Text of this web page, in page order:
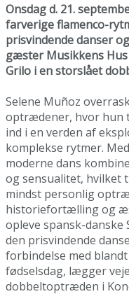
Onsdag d. 21.
farverige flamenco-
prisvindende danser
gæster Musikkens Hus
Grilo i en storslået
Selene Muñoz
optrædener, hvor hun
ind i en verden af
komplekse rytmer.
moderne dans
og sensualitet, hvilket
mindst personlig
historiefortælling og
opleve spansk-
den prisvindende
forbindelse med
fødselsdag, lægger
dobbeltoptræden i